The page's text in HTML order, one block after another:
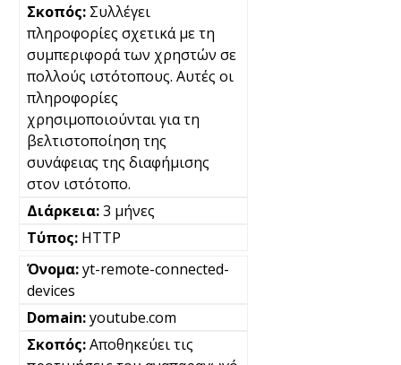
Συλλέγει
πληροφορίες σχετικά με τη
συμπεριφορά των χρηστών σε
πολλούς ιστότοπους. Αυτές οι
πληροφορίες
χρησιμοποιούνται για τη
βελτιστοποίηση της
συνάφειας της διαφήμισης
στον ιστότοπο.
3 μήνες
HTTP
yt-remote-connected-
devices
youtube.com
Αποθηκεύει τις